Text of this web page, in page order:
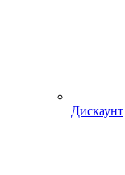
Дискаунт